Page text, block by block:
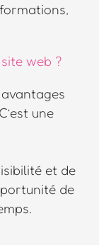
web ?
une
et de
de